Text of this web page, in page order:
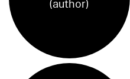
(author)